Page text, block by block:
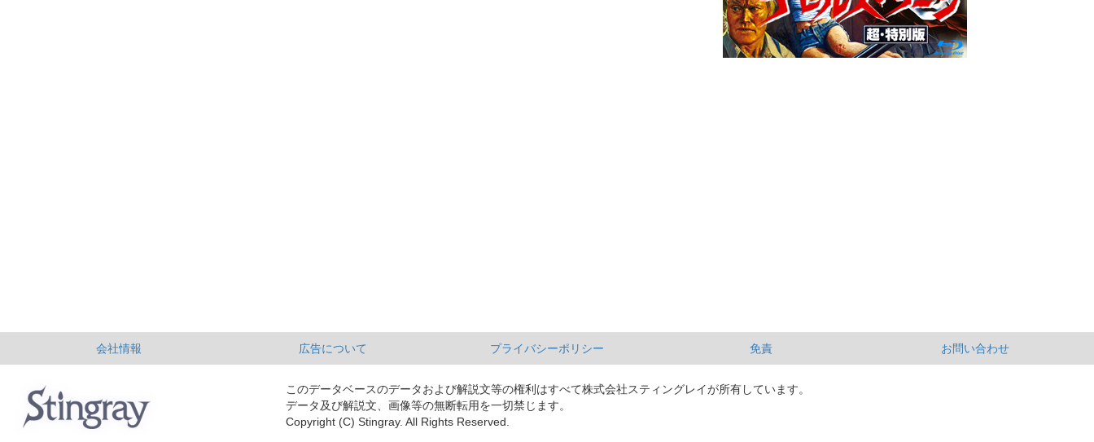
会社情報 広告について プライバシーポリシー 免責 お問い合わせ
このデータベースのデータおよび解説文等の権利はすべて株式会社スティングレイが所有しています。
データ及び解説文、画像等の無断転用を一切禁じます。
Copyright (C) Stingray. All Rights Reserved.